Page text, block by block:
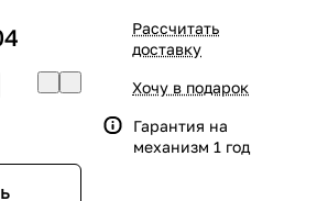
Рассчитать
доставку
Хочу в подарок
Гарантия на
механизм 1 год